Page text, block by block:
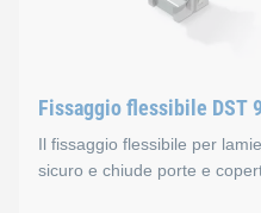
Soddisfa i requisiti
Non può andare
Garantisce un
Fissaggio flessibile DST
Il fissaggio flessibile per
sicuro e chiude porte e